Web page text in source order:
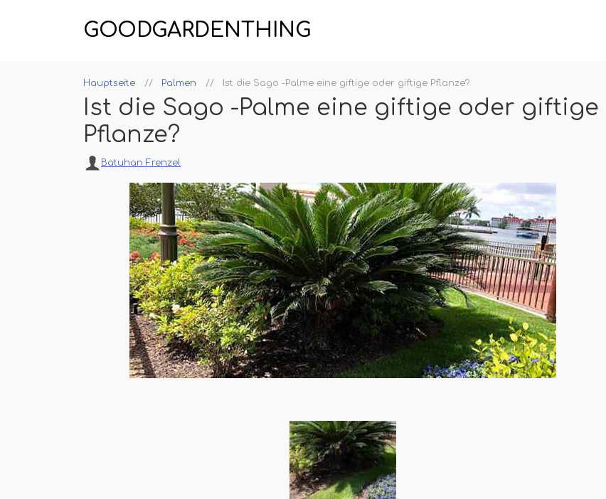
GOODGARDENTHING
Hauptseite Palmen Ist die Sago -Palme eine giftige oder giftige Pflanze?
Ist die Sago -Palme eine giftige oder giftige
Pflanze?
Batuhan Frenzel